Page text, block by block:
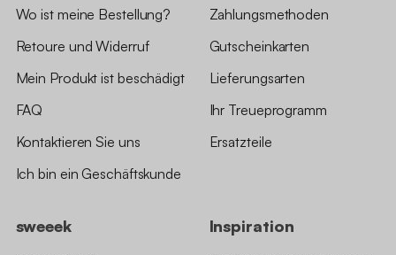
Wo ist meine Bestellung?
Retoure und Widerruf
Mein Produkt ist beschädigt
FAQ
Kontaktieren Sie uns
Ich bin ein Geschäftskunde
Zahlungsmethoden
Gutscheinkarten
Lieferungsarten
Ihr Treueprogramm
Ersatzteile
sweeek Inspiration